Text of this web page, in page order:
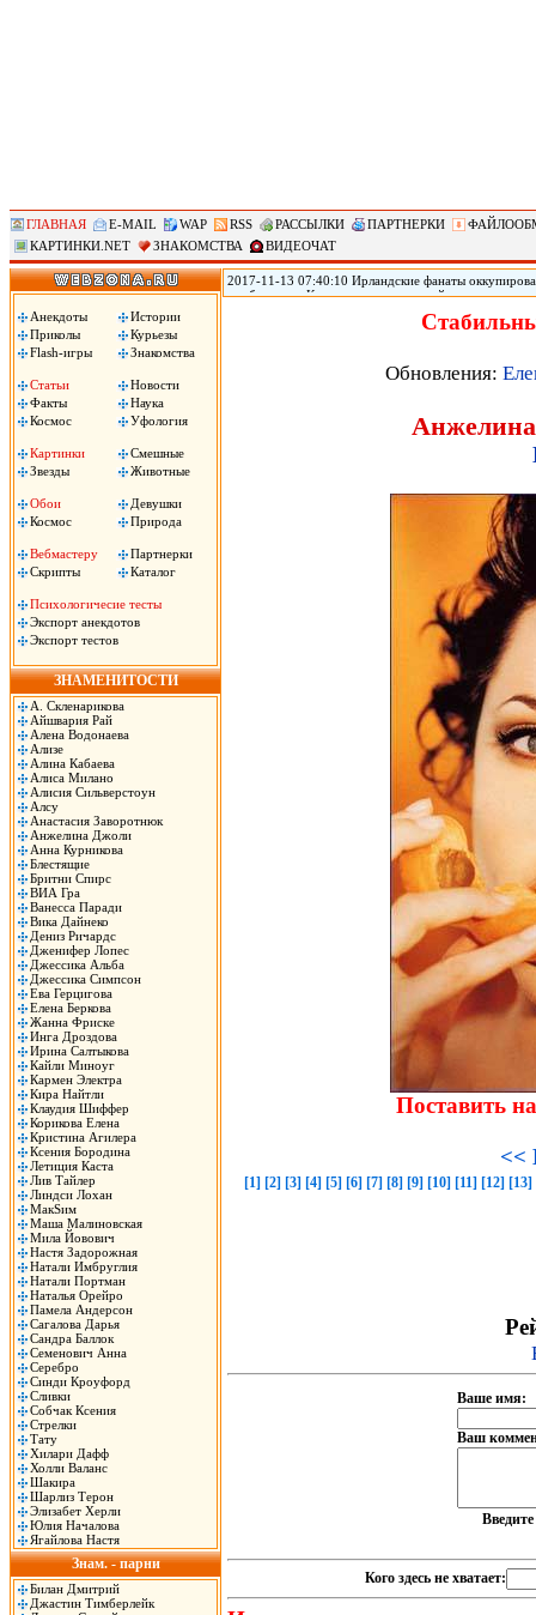
ГЛАВНАЯ E-MAIL WAP RSS РАССЫЛКИ ПАРТНЕРКИ
КАРТИНКИ.NET
ЗНАКОМСТВА ВИДЕОЧАТ
Анекдоты
Истории
Приколы
Курьезы
Flash-игры
Знакомства
Статьи
Новости
Факты
Наука
Космос
Уфология
Картинки
Смешные
Звезды
Животные
Обои
Девушки
Космос
Природа
Вебмастеру
Партнерки
Скрипты
Каталог
Психологичесие тесты
Экспорт анекдотов
Экспорт тестов
ЗНАМЕНИТОСТИ
А. Скленарикова
Айшвария Рай
Алена Водонаева
Ализе
Алина Кабаева
Алиса Милано
Алисия Сильверстоун
Алсу
Анастасия Заворотнюк
Анжелина Джоли
Анна Курникова
Блестящие
Бритни Спирс
ВИА Гра
Ванесса Паради
Вика Дайнеко
Дениз Ричардс
Дженифер Лопес
Джессика Альба
Джессика Симпсон
Ева Герцигова
Елена Беркова
Жанна Фриске
Инга Дроздова
Ирина Салтыкова
Кайли Миноуг
Кармен Электра
Кира Найтли
Клаудия Шиффер
Корикова Елена
Кристина Агилера
Ксения Бородина
Летиция Каста
Лив Тайлер
Линдси Лохан
МакSим
Маша Малиновская
Мила Йовович
Настя Задорожная
Натали Имбруглия
Натали Портман
Наталья Орейро
Памела Андерсон
Сагалова Дарья
Сандра Баллок
Семенович Анна
Серебро
Синди Кроуфорд
Сливки
Собчак Ксения
Стрелки
Тату
Хилари Дафф
Холли Валанс
Шакира
Шарлиз Терон
Элизабет Херли
Юлия Началова
Ягайлова Настя
Знам. - парни
Билан Дмитрий
Джастин Тимберлейк
2017-11-13 07:40:10 Ирландские фанаты
прибывшие в Копенгаген на стыковой матч с
Обновления:
Поставить
<<
[1] [2] [3] [4] [5] [6] [7] [8] [9] [10] [11] [12] [13]
Ваше имя:
Ваш
Кого здесь не хватает: